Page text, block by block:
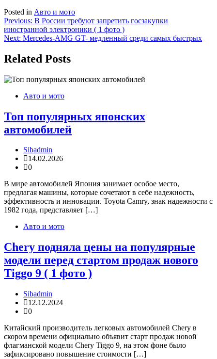
Posted in Авто и мото
Навигация
по
Previous: В России требуют запретить госзакупки
иностранной электроники ( 1 фото )
Next: Mercedes-AMG GT- медленный среди самых быстрых
Related Posts
Авто и мото
Топ популярных японских
автомобилей
Sibadmin
14.02.2026
0
В мире автомобилей Япония занимает особое место,
предлагая машины, которые сочетают в себе надежность,
эффективность и инновации. Toyota Camry, знак надежности с
1982 года, представляет […]
Авто и мото
Chery подняла цены на популярные
модели перед стартом продаж нового
Tiggo 9 ( 1 фото )
Sibadmin
12.12.2024
0
Китайский производитель легковых автомобилей Chery в
скором времени официально объявит старт продаж новой
флагманской модели Chery Tiggo 9, на этом фоне было
зафиксировано повышение стоимости […]